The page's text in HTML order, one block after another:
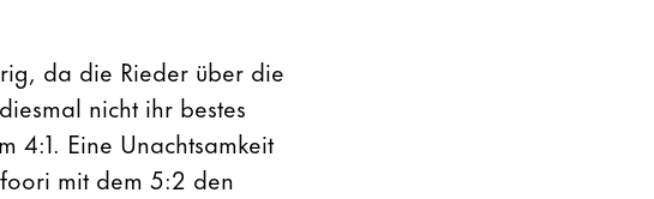
da die Rieder über die
nicht ihr bestes
4:1. Eine Unachtsamkeit
mit dem 5:2 den